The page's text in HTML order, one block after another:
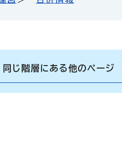
同じ階層にある他のページ